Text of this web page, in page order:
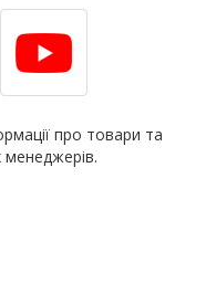
про товари та
менеджерів.